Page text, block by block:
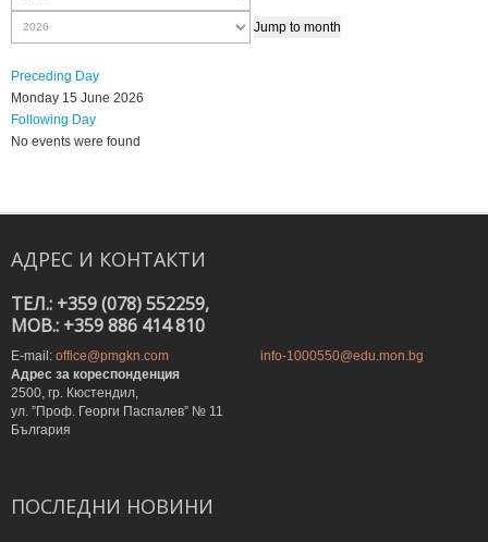
Jump to month
Preceding Day
Monday 15 June 2026
Following Day
No events were found
АДРЕС И КОНТАКТИ
ТЕЛ.: +359 (078) 552259,
MOB.: +359 886 414 810
E-mail: office@pmgkn.com
info-1000550@edu.mon.bg
Адрес за кореспонденция
2500, гр. Кюстендил,
ул. ”Проф. Георги Паспалев” № 11
България
ПОСЛЕДНИ НОВИНИ